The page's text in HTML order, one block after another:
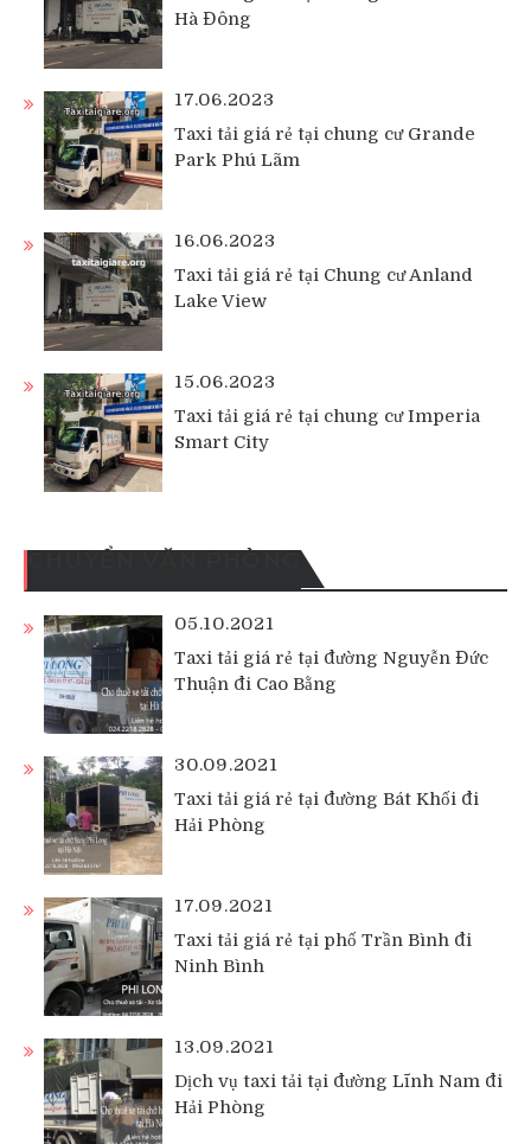
Hà Đông
17.06.2023
Taxi tải giá rẻ tại chung cư Grande
Park Phú Lãm
16.06.2023
Taxi tải giá rẻ tại Chung cư Anland
Lake View
15.06.2023
Taxi tải giá rẻ tại chung cư Imperia
Smart City
05.10.2021
Taxi tải giá rẻ tại đường Nguyễn Đức
Thuận đi Cao Bằng
30.09.2021
Taxi tải giá rẻ tại đường Bát Khối đi
Hải Phòng
17.09.2021
Taxi tải giá rẻ tại phố Trần Bình đi
Ninh Bình
13.09.2021
Dịch vụ taxi tải tại đường Lĩnh Nam đi
Hải Phòng